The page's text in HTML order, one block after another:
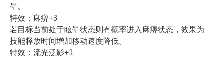
晕。
特效：麻痹+3
若目标当前处于眩晕状态则有概率进入麻痹状态，效果为
技能释放时间增加移动速度降低。
特效：流光泛影+1